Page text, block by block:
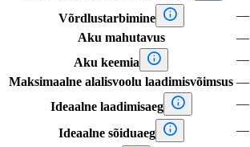
Võrdlustarbimine  —
Aku mahutavus
—
Aku keemia
 —
Maksimaalne alalisvoolu laadimisvõimsus —
Ideaalne laadimisaeg
 —
Ideaalne sõiduaeg  —